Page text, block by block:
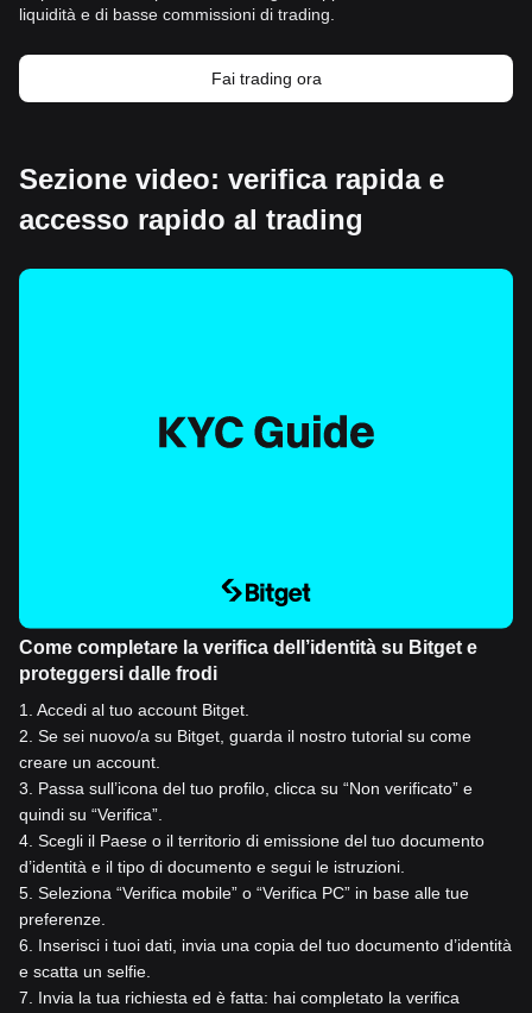
liquidità e di basse commissioni di trading.
Fai trading ora
Sezione video: verifica rapida e
accesso rapido al trading
Come completare la verifica dell’identità su Bitget e
proteggersi dalle frodi
1
Accedi al tuo account Bitget.
2 Se sei nuovo/a su Bitget, guarda il nostro tutorial su come
creare un account.
3
Passa sull’icona del tuo profilo, clicca su “Non verificato” e
quindi su “Verifica”.
4 Scegli il Paese o il territorio di emissione del tuo documento
d’identità e il tipo di documento e segui le istruzioni.
5 Seleziona “Verifica mobile” o “Verifica PC” in base alle tue
preferenze.
6
Inserisci i tuoi dati, invia una copia del tuo documento d’identità
e scatta un selfie.
7
Invia la tua richiesta ed è fatta: hai completato la verifica